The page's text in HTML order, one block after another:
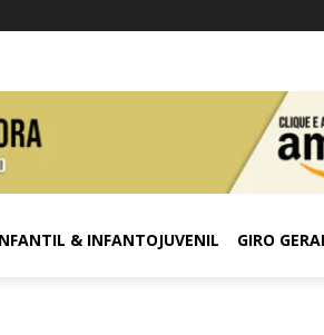
& INFANTOJUVENIL GIRO